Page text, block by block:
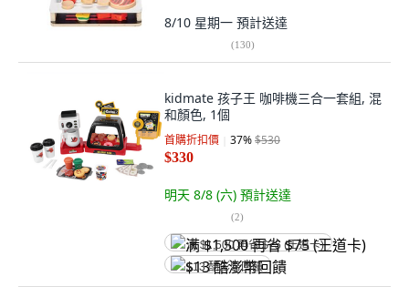
8/10 星期一 預計送達
(130)
kidmate 孩子王 咖啡機三合一套組, 混
和顏色, 1個
首購折扣價 37%$530
$330
明天 8/8 (六) 預計送達
(2)
满 $1,500 再省 $75 (王道卡)
$13 酷澎幣回饋